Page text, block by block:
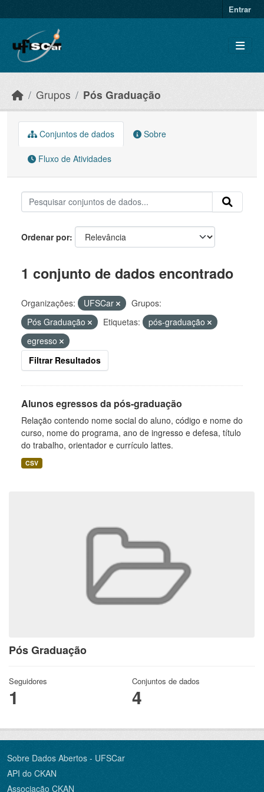
Entrar
Grupos Pós Graduação
Pós Graduação
Seguidores
1
Conjuntos de dados
4
Conjuntos de dados Sobre
Fluxo de Atividades
Ordenar por
1 conjunto de dados encontrado
Organizações: UFSCar
Grupos:
Pós Graduação
Etiquetas:
pós-graduação
egresso
Filtrar Resultados
Alunos egressos da pós-graduação
Relação contendo nome social do aluno, código e nome do
curso, nome do programa, ano de ingresso e defesa, título
do trabalho, orientador e currículo lattes.
CSV
Sobre Dados Abertos - UFSCar
API do CKAN
Associação CKAN